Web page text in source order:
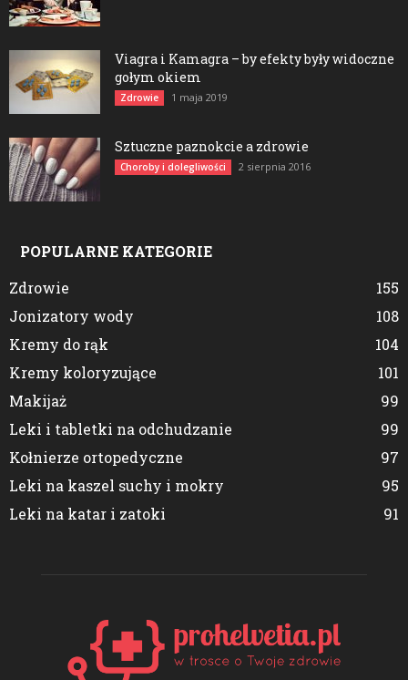
Viagra i Kamagra – by efekty były widoczne
gołym okiem
Zdrowie 1 maja 2019
Sztuczne paznokcie a zdrowie
Choroby i dolegliwości 2 sierpnia 2016
POPULARNE KATEGORIE
Zdrowie
155
Jonizatory wody
108
Kremy do rąk
104
Kremy koloryzujące
101
Makijaż
99
Leki i tabletki na odchudzanie
99
Kołnierze ortopedyczne
97
Leki na kaszel suchy i mokry
95
Leki na katar i zatoki
91